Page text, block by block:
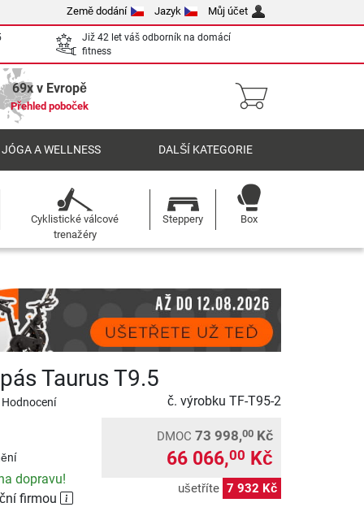
Země dodání Jazyk Můj účet
Již 42 let váš odborník na domácí
fitness
69x v Evropě
Přehled poboček
A WELLNESS DALŠÍ KATEGORIE
Cyklistické válcové
trenažéry
Steppery Box
Taurus T9.5
č. výrobku TF-T95-2
dopravu!
firmou
DMOC 73 998,00 Kč
66 066,00 Kč
ušetříte 7 932 Kč